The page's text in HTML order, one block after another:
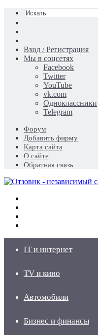
статья
Вход / Регистрация
Мы в соцсетях
Facebook
Twitter
YouTube
vk.com
Одноклассники
Telegram
Форум
Добавить фирму
Карта сайта
О сайте
Обратная связь
IT и интернет
TV и кино
Автомобили
Бизнес и финансы